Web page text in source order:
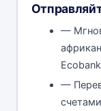
—
Ecobank
—
счетами